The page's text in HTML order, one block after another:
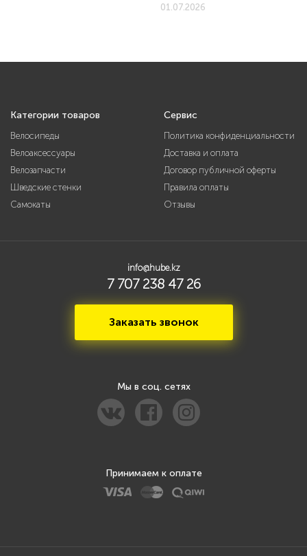
01.07.2026
Категории товаров
Велосипеды
Велоаксессуары
Велозапчасти
Шведские стенки
Самокаты
Сервис
Политика конфиденциальности
Доставка и оплата
Договор публичной оферты
Правила оплаты
Отзывы
info@hube.kz
7 707 238 47 26
Заказать звонок
Мы в соц. сетях
Принимаем к оплате